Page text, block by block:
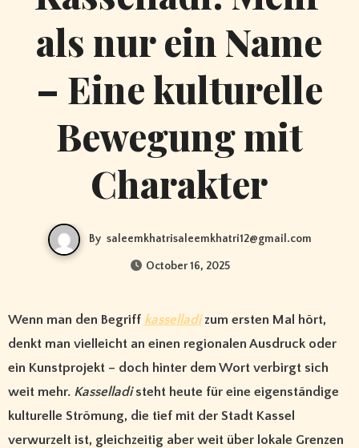
als nur ein Name
– Eine kulturelle
Bewegung mit
Charakter
By saleemkhatrisaleemkhatri12@gmail.com
October 16, 2025
Wenn man den Begriff kasselladizum ersten Mal hört,
denkt man vielleicht an einen regionalen Ausdruck oder
ein Kunstprojekt – doch hinter dem Wort verbirgt sich
weit mehr. Kasselladisteht heute für eine eigenständige
kulturelle Strömung, die tief mit der Stadt Kassel
verwurzelt ist, gleichzeitig aber weit über lokale Grenzen